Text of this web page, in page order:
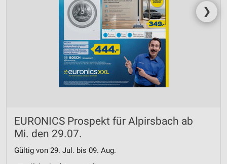
❯
EURONICS Prospekt für Alpirsbach ab
Mi. den 29.07.
Gültig von 29. Jul. bis 09. Aug.